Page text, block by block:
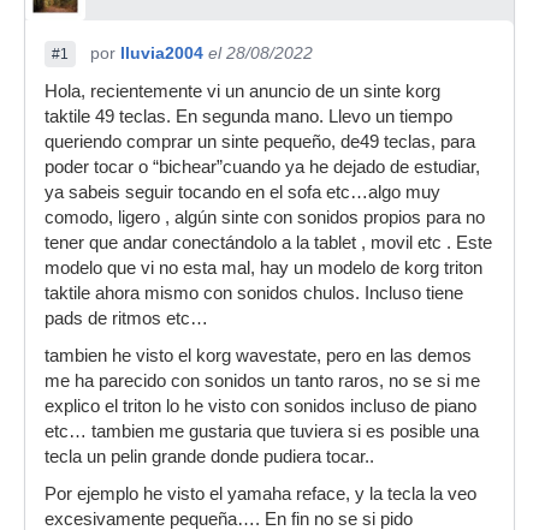
#1 por lluvia2004 el 28/08/2022
Hola, recientemente vi un anuncio de un sinte korg
taktile 49 teclas. En segunda mano. Llevo un tiempo
queriendo comprar un sinte pequeño, de49 teclas, para
poder tocar o “bichear”cuando ya he dejado de estudiar,
ya sabeis seguir tocando en el sofa etc…algo muy
comodo, ligero , algún sinte con sonidos propios para no
tener que andar conectándolo a la tablet , movil etc . Este
modelo que vi no esta mal, hay un modelo de korg triton
taktile ahora mismo con sonidos chulos. Incluso tiene
pads de ritmos etc…
tambien he visto el korg wavestate, pero en las demos
me ha parecido con sonidos un tanto raros, no se si me
explico el triton lo he visto con sonidos incluso de piano
etc… tambien me gustaria que tuviera si es posible una
tecla un pelin grande donde pudiera tocar..
Por ejemplo he visto el yamaha reface, y la tecla la veo
excesivamente pequeña…. En fin no se si pido